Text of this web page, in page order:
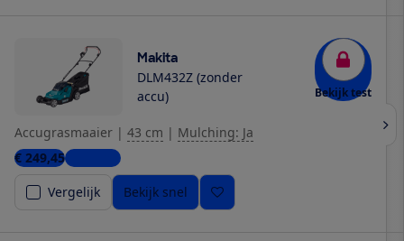
Makita
DLM432Z (zonder
accu)
Bekijk test
Accugrasmaaier | 43 cm | Mulching: Ja
€ 249,454 winkels
Vergelijk
Bekijk snel